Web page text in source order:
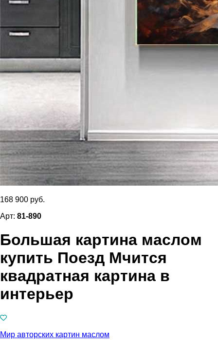
168 900 руб.
Арт: 81-890
Большая картина маслом
купить Поезд Мчится
квадратная картина в
интерьер
Мир авторских картин маслом